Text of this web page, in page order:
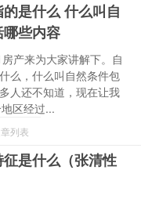
是什么 什么叫自
些内容
产来为大家讲解下。自
么，什么叫自然条件包
人还不知道，现在让我
区经过...
列表
是什么（张清性